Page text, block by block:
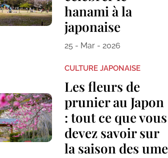
hanami à la
japonaise
25 - Mar - 2026
CULTURE JAPONAISE
Les fleurs de
prunier au Japon
: tout ce que vous
devez savoir sur
la saison des ume